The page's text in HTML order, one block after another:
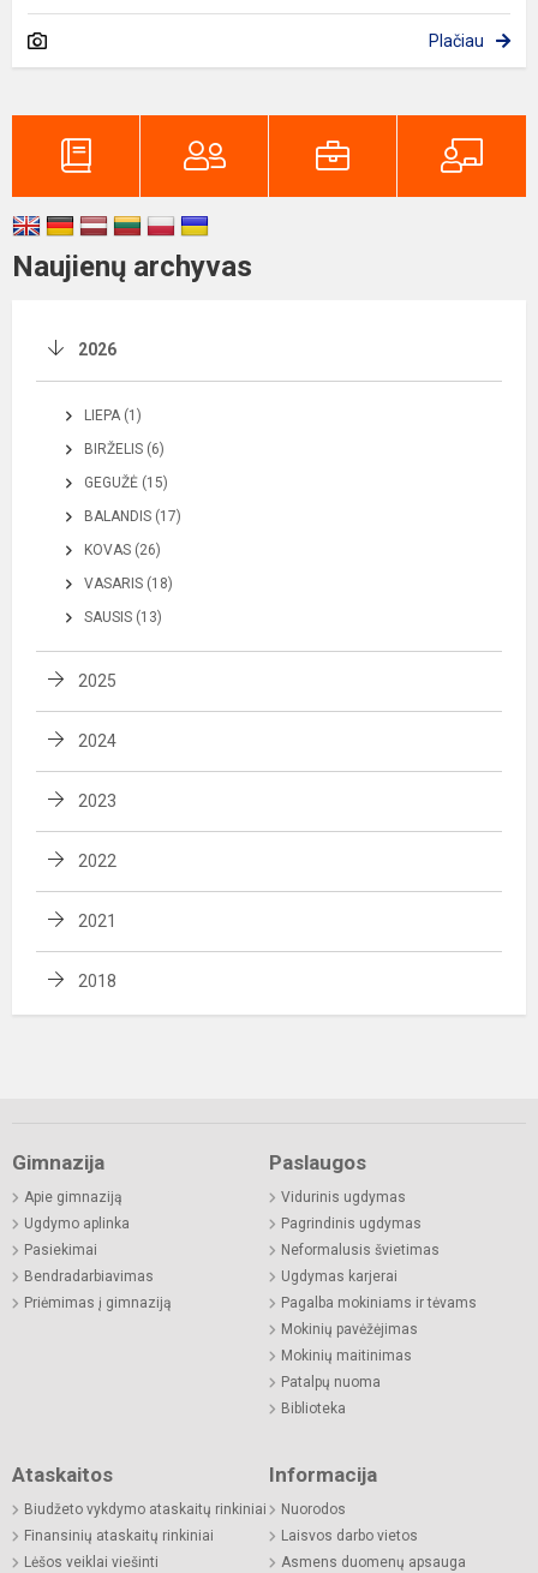
Plačiau
Naujienų archyvas
2026
LIEPA (1)
BIRŽELIS (6)
GEGUŽĖ (15)
BALANDIS (17)
KOVAS (26)
VASARIS (18)
SAUSIS (13)
2025
2024
2023
2022
2021
2018
Gimnazija
Apie gimnaziją
Ugdymo aplinka
Pasiekimai
Bendradarbiavimas
Priėmimas į gimnaziją
Paslaugos
Vidurinis ugdymas
Pagrindinis ugdymas
Neformalusis švietimas
Ugdymas karjerai
Pagalba mokiniams ir tėvams
Mokinių pavėžėjimas
Mokinių maitinimas
Patalpų nuoma
Biblioteka
Ataskaitos
Biudžeto vykdymo ataskaitų rinkiniai
Finansinių ataskaitų rinkiniai
Lėšos veiklai viešinti
Informacija
Nuorodos
Laisvos darbo vietos
Asmens duomenų apsauga